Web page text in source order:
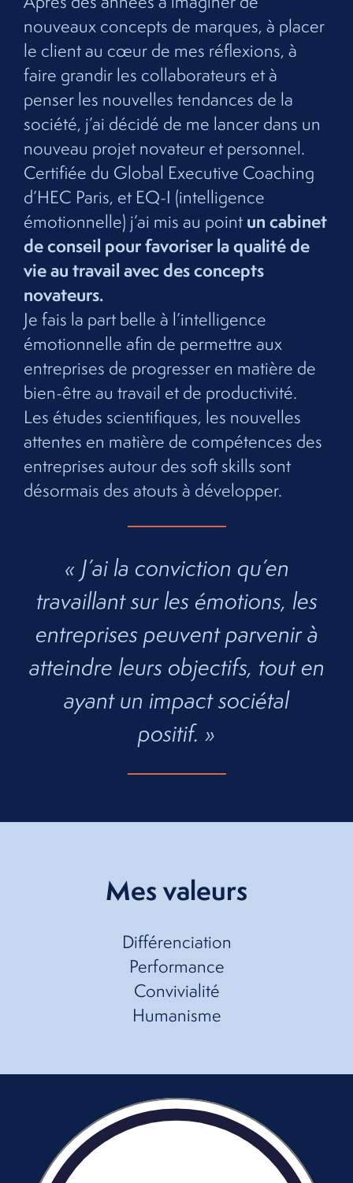
nouveaux concepts de marques, à placer
le client au cœur de mes réflexions, à
faire grandir les collaborateurs et à
penser les nouvelles tendances de la
société, j’ai décidé de me lancer dans un
nouveau projet novateur et personnel.
Certifiée du Global Executive Coaching
d’HEC Paris, et EQ-I (intelligence
émotionnelle) j’ai mis au pointun cabinet
de conseil pour favoriser la qualité de
vie au travail avec des concepts
novateurs.
Je fais la part belle à l’intelligence
émotionnelle afin de permettre aux
entreprises de progresser en matière de
bien-être au travail et de productivité.
Les études scientifiques, les nouvelles
attentes en matière de compétences des
entreprises autour des soft skills sont
désormais des atouts à développer.
« J’ai la conviction qu’en
travaillant sur les émotions, les
entreprises peuvent parvenir à
atteindre leurs objectifs, tout en
ayant un impact sociétal
positif. »
Mes valeurs
Différenciation
Performance
Convivialité
Humanisme